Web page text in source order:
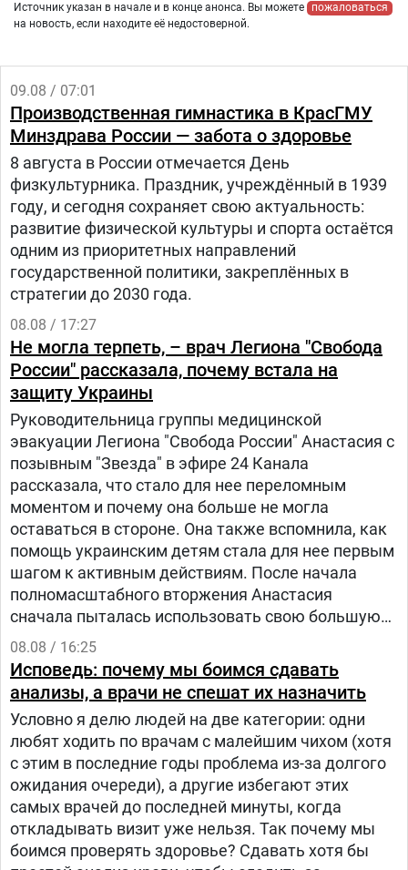
Источник указан в начале и в конце анонса. Вы можете
пожаловаться
на новость, если находите её недостоверной.
09.08 / 07:01
Производственная гимнастика в КрасГМУ
Минздрава России — забота о здоровье
8 августа в России отмечается День
физкультурника. Праздник, учреждённый в 1939
году, и сегодня сохраняет свою актуальность:
развитие физической культуры и спорта остаётся
одним из приоритетных направлений
государственной политики, закреплённых в
стратегии до 2030 года.
08.08 / 17:27
Не могла терпеть, – врач Легиона "Свобода
России" рассказала, почему встала на
защиту Украины
Руководительница группы медицинской
эвакуации Легиона "Свобода России" Анастасия с
позывным "Звезда" в эфире 24 Канала
рассказала, что стало для нее переломным
моментом и почему она больше не могла
оставаться в стороне. Она также вспомнила, как
помощь украинским детям стала для нее первым
шагом к активным действиям. После начала
полномасштабного вторжения Анастасия
сначала пыталась использовать свою большую
русскоязычную аудиторию, чтобы объяснять
людям в России, что на самом деле происходит в
Украине.
08.08 / 16:25
Исповедь: почему мы боимся сдавать
анализы, а врачи не спешат их назначить
Условно я делю людей на две категории: одни
любят ходить по врачам с малейшим чихом (хотя
с этим в последние годы проблема из-за долгого
ожидания очереди), а другие избегают этих
самых врачей до последней минуты, когда
откладывать визит уже нельзя. Так почему мы
боимся проверять здоровье? Сдавать хотя бы